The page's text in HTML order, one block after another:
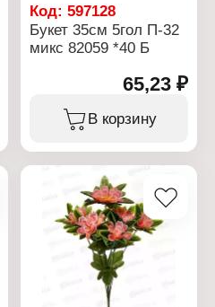
Код:597128
Букет 35см 5гол П-32
микс 82059 *40 Б
65,23 ₽
В корзину